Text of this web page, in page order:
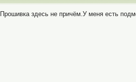
Прошивка здесь не причём.У меня есть